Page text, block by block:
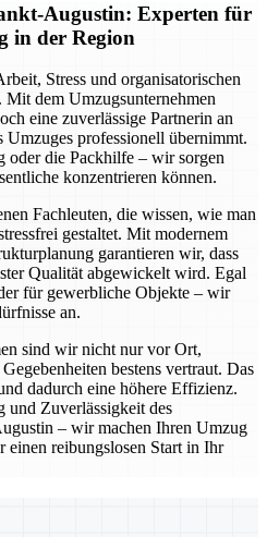
Augustin: Experten für
in der Region
Stress und organisatorischen
dem Umzugsunternehmen
eine zuverlässige Partnerin an
Umzuges professionell übernimmt.
oder die Packhilfe – wir sorgen
konzentrieren können.
Fachleuten, die wissen, wie man
gestaltet. Mit modernem
garantieren wir, dass
Qualität abgewickelt wird. Egal
für gewerbliche Objekte – wir
an.
sind wir nicht nur vor Ort,
bestens vertraut. Das
dadurch eine höhere Effizienz.
und Zuverlässigkeit des
– wir machen Ihren Umzug
reibungslosen Start in Ihr